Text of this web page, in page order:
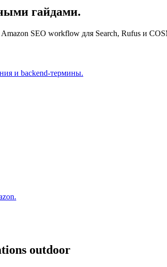
гайдами.
SEO workflow для Search, Rufus и
и backend-термины.
outdoor